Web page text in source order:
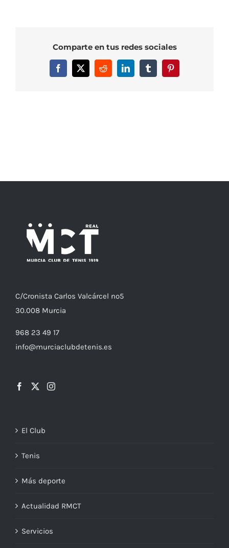
Comparte en tus redes sociales
Facebook
X RedditLinkedInTumblrPinterest
C/Cronista Carlos Valcárcel nº5
30.008 Murcia
968 23 49 17
info@murciaclubdetenis.es
El Club
Tenis
Más deporte
Actualidad RMCT
Servicios